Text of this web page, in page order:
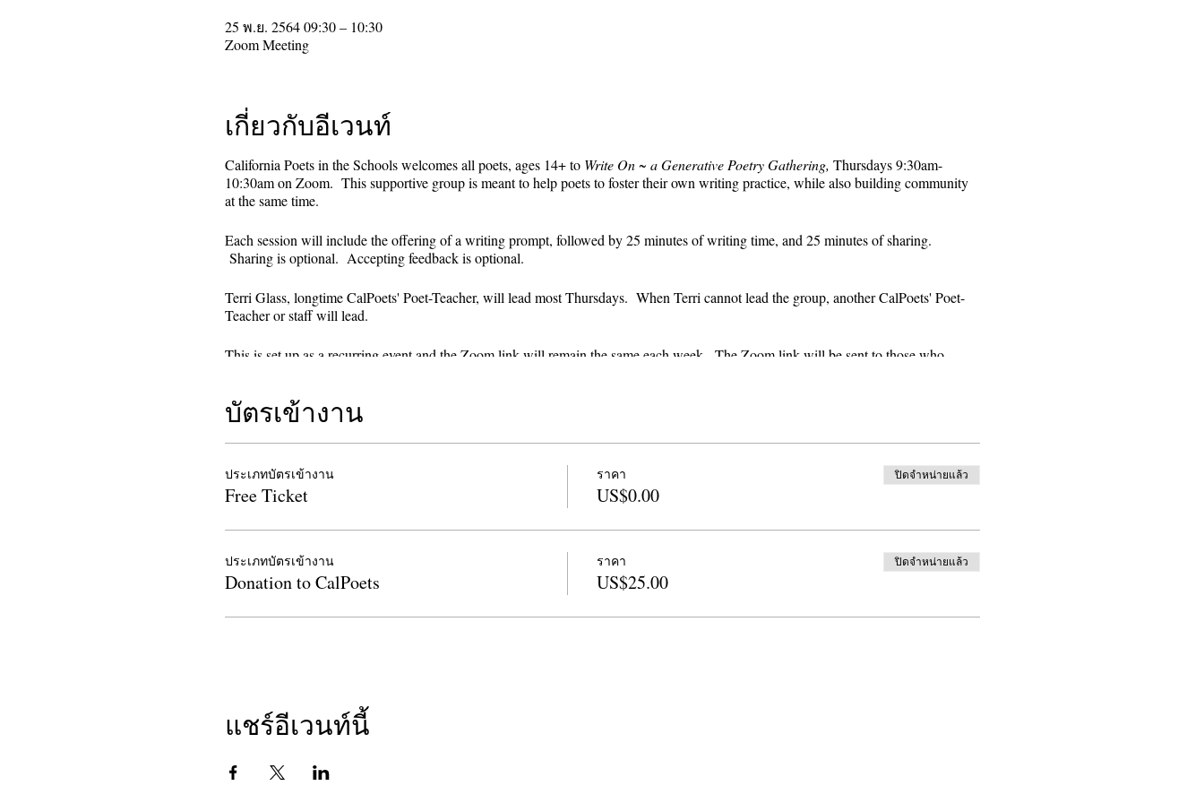
25 พ.ย. 2564 09:30 – 10:30
Zoom Meeting
เกี่ยวกับอีเวนท์
California Poets in the Schools welcomes all poets, ages 14+ to Write On ~ a Generative Poetry Gathering, Thursdays 9:30am-
10:30am on Zoom. This supportive group is meant to help poets to foster their own writing practice, while also building community
at the same time.
Each session will include the offering of a writing prompt, followed by 25 minutes of writing time, and 25 minutes of sharing.
Sharing is optional. Accepting feedback is optional.
Terri Glass, longtime CalPoets' Poet-Teacher, will lead most Thursdays. When Terri cannot lead the group, another CalPoets' Poet-
Teacher or staff will lead.
This is set up as a recurring event and the Zoom link will remain the same each week. The Zoom link will be sent to those who
Terri Glassis a writer of poetry, essay and haiku. She has taught widely in the Bay area for California Poet in the Schools for 30
chapbook of haiku ,Birds, Bees, Trees, Love, Hee Heefrom Finishing Line Press, an e-book,The Wild Horse of Haiku: Beauty in a
Changing Form
Being Animal
from Kelsay Books. Her work has appeared in Young
Raven’s Literary Review, Fourth River, About Place, California Quarterly and many anthologies including
Fire and Rain; Ecopoetry
of California,and . She also has lesson plan guide calledLanguage of the Awakened Heart
บัตรเข้างาน
ประเภทบัตรเข้างาน
Free Ticket
ราคา
US$0.00
ปิดจำหน่ายแล้ว
ประเภทบัตรเข้างาน
Donation to CalPoets
ราคา
US$25.00
ปิดจำหน่ายแล้ว
แชร์อีเวนท์นี้